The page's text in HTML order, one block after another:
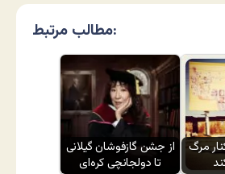
مطالب مرتبط:
از جشن گازفوشان گیلانی
تا دولجانچی کره‌ای
مرگ